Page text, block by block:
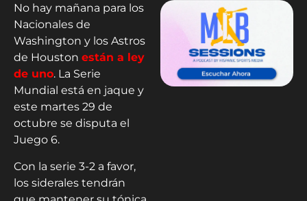
No hay mañana para los
Nacionales de
Washington y los Astros
de Houston están a ley
de uno. La Serie
Mundial está en jaque y
este martes 29 de
octubre se disputa el
Juego 6.
Con la serie 3-2 a favor,
los siderales tendrán